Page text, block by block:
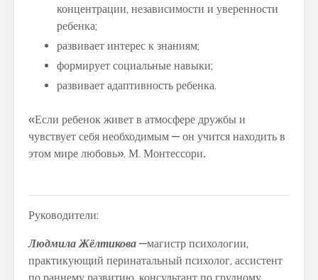
концентрации, независимости и уверенности
ребенка; ⠀
развивает интерес к знаниям;
формирует социальные навыки;
развивает адаптивность ребенка.
«Если ребенок живет в атмосфере дружбы и
чувствует себя необходимым — он учится находить в
этом мире любовь». М. Монтессори.
Руководители:
Людмила Жёлтикова —магистр психологии,
практикующий перинатальный психолог, ассистент